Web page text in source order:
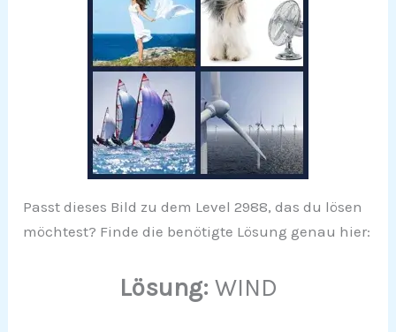
Passt dieses Bild zu dem Level 2988, das du lösen
möchtest? Finde die benötigte Lösung genau hier:
Lösung: WIND